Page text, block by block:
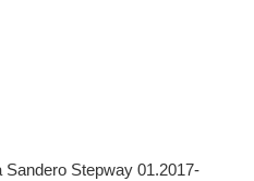
Stepway 01.2017-